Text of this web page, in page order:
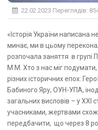
22.02.2023 Переглядів:
«Історія України написана не чорнилом, а кров’ю. За рік, що
минає, ми в цьому
розпочала заняття в групі
М.М. Хто з нас міг
різних історичних епох:
Бабиного Яру, ОУН-УПА,
загальних висловів – у ХХІ
учасниками, жертвами
передбачити, що через 8